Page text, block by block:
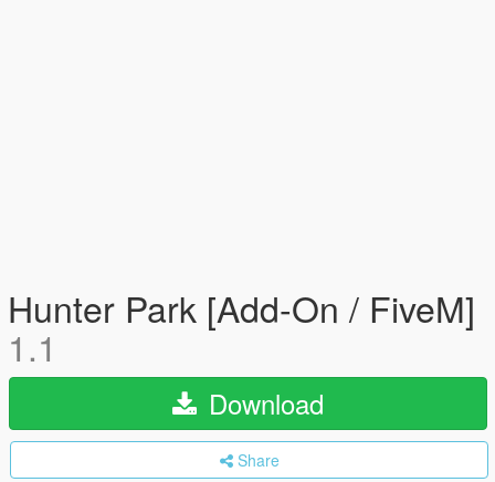
Hunter Park [Add-On / FiveM]
1.1
Download
Share